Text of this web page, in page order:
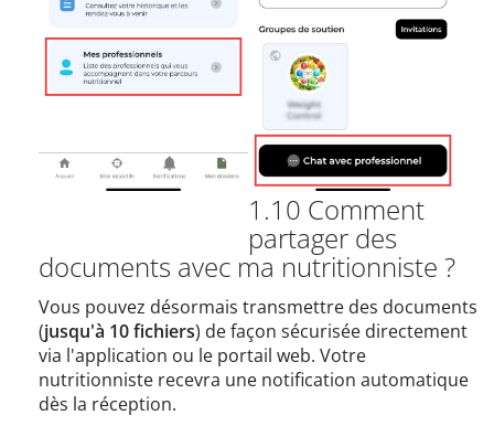
1.10 Comment
partager des
documents avec ma nutritionniste ?
Vous pouvez désormais transmettre des documents
(jusqu'à 10 fichiers) de façon sécurisée directement
via l'application ou le portail web. Votre
nutritionniste recevra une notification automatique
dès la réception.